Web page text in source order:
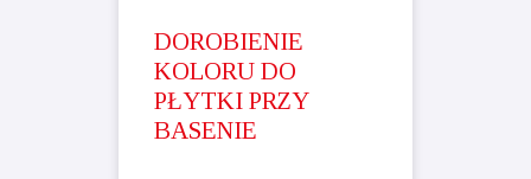
DOROBIENIE
KOLORU DO
PŁYTKI PRZY
BASENIE